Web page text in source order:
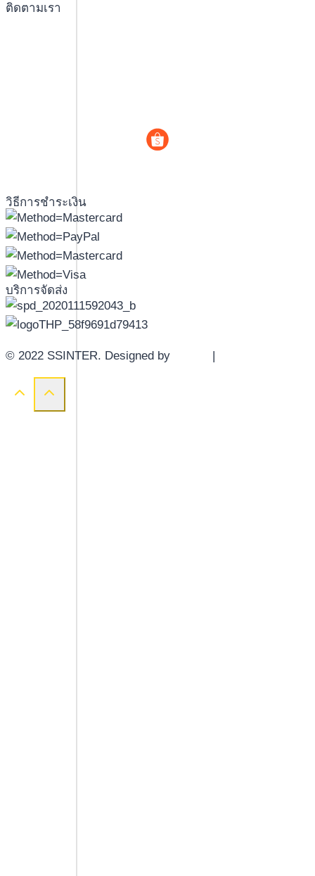
ติดตามเรา
วิธีการชำระเงิน
บริการจัดส่ง
© 2022 SSINTER. Designed by |